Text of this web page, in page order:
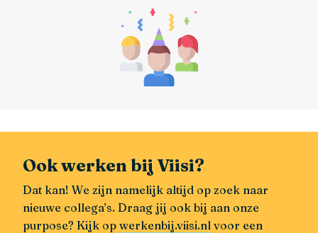
Ook werken bij Viisi?
Dat kan! We zijn namelijk altijd op zoek naar
nieuwe collega’s. Draag jij ook bij aan onze
purpose? Kijk op werkenbij.viisi.nl voor een